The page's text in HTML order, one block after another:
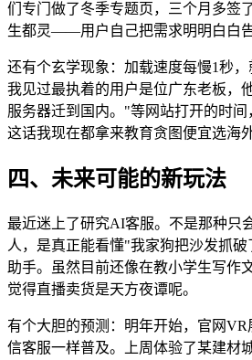
们专门做了冬季专题页，三个月多签
生都灵——用户自己把需求明明白白告
还有个玄学现象：加载速度每慢1秒，
我见过最执着的用户是位广东老板，
服务器迁到国内。"等网站打开的时间
这话我现在都拿来教育贪图便宜选海
四、未来可能的新玩法
最近迷上了研究AI客服。不是那种只
人，是真正能看懂"我家狗把沙发抓
助手。虽然目前还像在教小学生写作
觉得直播卖货是天方夜谭呢。
有个大胆的预测：明年开始，官网
信客服一样普及。上周体验了某建材